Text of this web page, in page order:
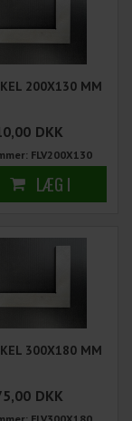
200X130 MM
DKK
FLV200X130
300X180 MM
DKK